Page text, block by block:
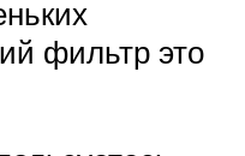
фильтр это